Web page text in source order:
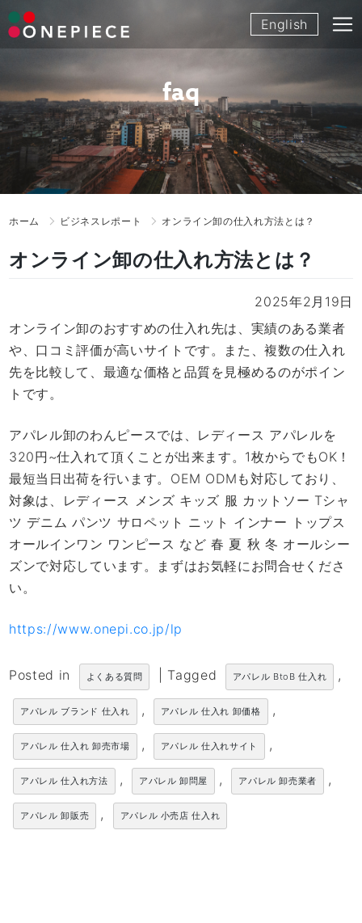
Skip
to
English
faq
ホーム ビジネスレポート オンライン卸の仕入れ方法とは？
オンライン卸の仕入れ方法とは？
2025年2月19日
オンライン卸のおすすめの仕入れ先は、実績のある業者
や、口コミ評価が高いサイトです。また、複数の仕入れ
先を比較して、最適な価格と品質を見極めるのがポイン
トです。
アパレル卸のわんピースでは、レディース アパレルを
320円~仕入れて頂くことが出来ます。1枚からでもOK！
最短当日出荷を行います。OEM ODMも対応しており、
対象は、レディース メンズ キッズ 服 カットソー Tシャ
ツ デニム パンツ サロペット ニット インナー トップス
オールインワン ワンピース など 春 夏 秋 冬 オールシー
ズンで対応しています。まずはお気軽にお問合せくださ
い。
https://www.onepi.co.jp/lp
Posted in よくある質問 Tagged アパレル BtoB 仕入れ ,
アパレル ブランド 仕入れ , アパレル 仕入れ 卸価格 ,
アパレル 仕入れ 卸売市場 , アパレル 仕入れサイト ,
アパレル 仕入れ方法 , アパレル 卸問屋 , アパレル 卸売業者 ,
アパレル 卸販売 , アパレル 小売店 仕入れ